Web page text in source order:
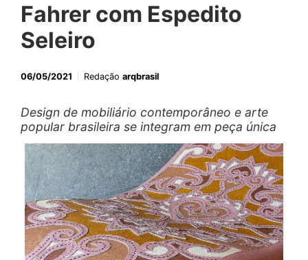
Fahrer com Espedito
Seleiro
06/05/2021 Redação arqbrasil
Design de mobiliário contemporâneo e arte
popular brasileira se integram em peça única